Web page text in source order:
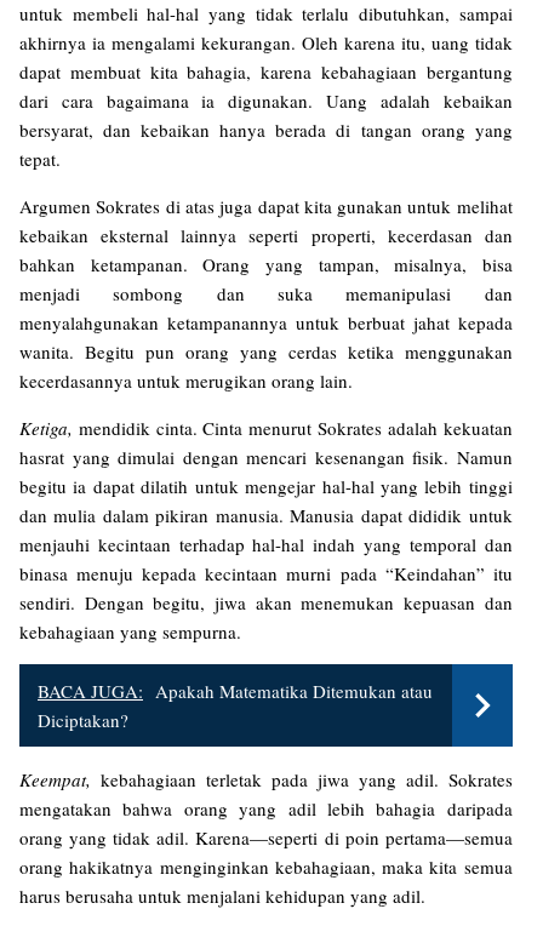
untuk membeli hal-hal yang tidak terlalu dibutuhkan, sampai
akhirnya ia mengalami kekurangan. Oleh karena itu, uang tidak
dapat membuat kita bahagia, karena kebahagiaan bergantung
dari cara bagaimana ia digunakan. Uang adalah kebaikan
bersyarat, dan kebaikan hanya berada di tangan orang yang
tepat.
Argumen Sokrates di atas juga dapat kita gunakan untuk melihat
kebaikan eksternal lainnya seperti properti, kecerdasan dan
bahkan ketampanan. Orang yang tampan, misalnya, bisa
menjadi sombong dan suka memanipulasi dan
menyalahgunakan ketampanannya untuk berbuat jahat kepada
wanita. Begitu pun orang yang cerdas ketika menggunakan
kecerdasannya untuk merugikan orang lain.
Ketiga, mendidik cinta. Cinta menurut Sokrates adalah kekuatan
hasrat yang dimulai dengan mencari kesenangan fisik. Namun
begitu ia dapat dilatih untuk mengejar hal-hal yang lebih tinggi
dan mulia dalam pikiran manusia. Manusia dapat dididik untuk
menjauhi kecintaan terhadap hal-hal indah yang temporal dan
binasa menuju kepada kecintaan murni pada “Keindahan” itu
sendiri. Dengan begitu, jiwa akan menemukan kepuasan dan
kebahagiaan yang sempurna.
BACA JUGA: Apakah Matematika Ditemukan atau
Diciptakan?
Keempat, kebahagiaan terletak pada jiwa yang adil. Sokrates
mengatakan bahwa orang yang adil lebih bahagia daripada
orang yang tidak adil. Karena—seperti di poin pertama—semua
orang hakikatnya menginginkan kebahagiaan, maka kita semua
harus berusaha untuk menjalani kehidupan yang adil.